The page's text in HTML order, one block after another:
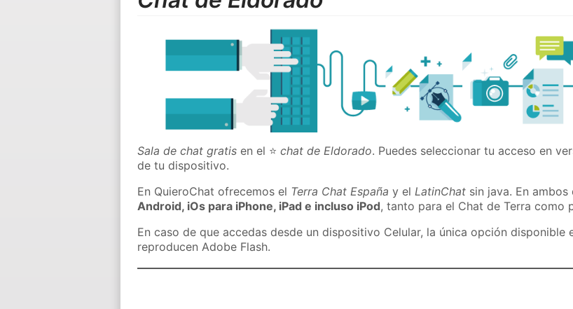
Sala de chat gratis en el ⭐chat de Eldorado. Puedes seleccionar tu acceso en
de tu dispositivo.
En QuieroChat ofrecemos el Terra Chat España y elLatinChat sin java. En
Android, iOs para iPhone, iPad e incluso iPod, tanto para el Chat de Terra como
En caso de que accedas desde un dispositivo Celular, la única opción disponible
reproducen Adobe Flash.